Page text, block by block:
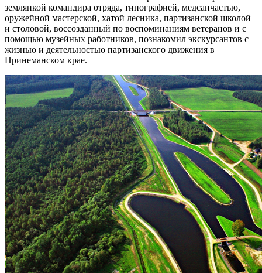
землянкой командира отряда, типографией, медсанчастью,
оружейной мастерской, хатой лесника, партизанской школой
и столовой, воссозданный по воспоминаниям ветеранов и с
помощью музейных работников, познакомил экскурсантов с
жизнью и деятельностью партизанского движения в
Принеманском крае.